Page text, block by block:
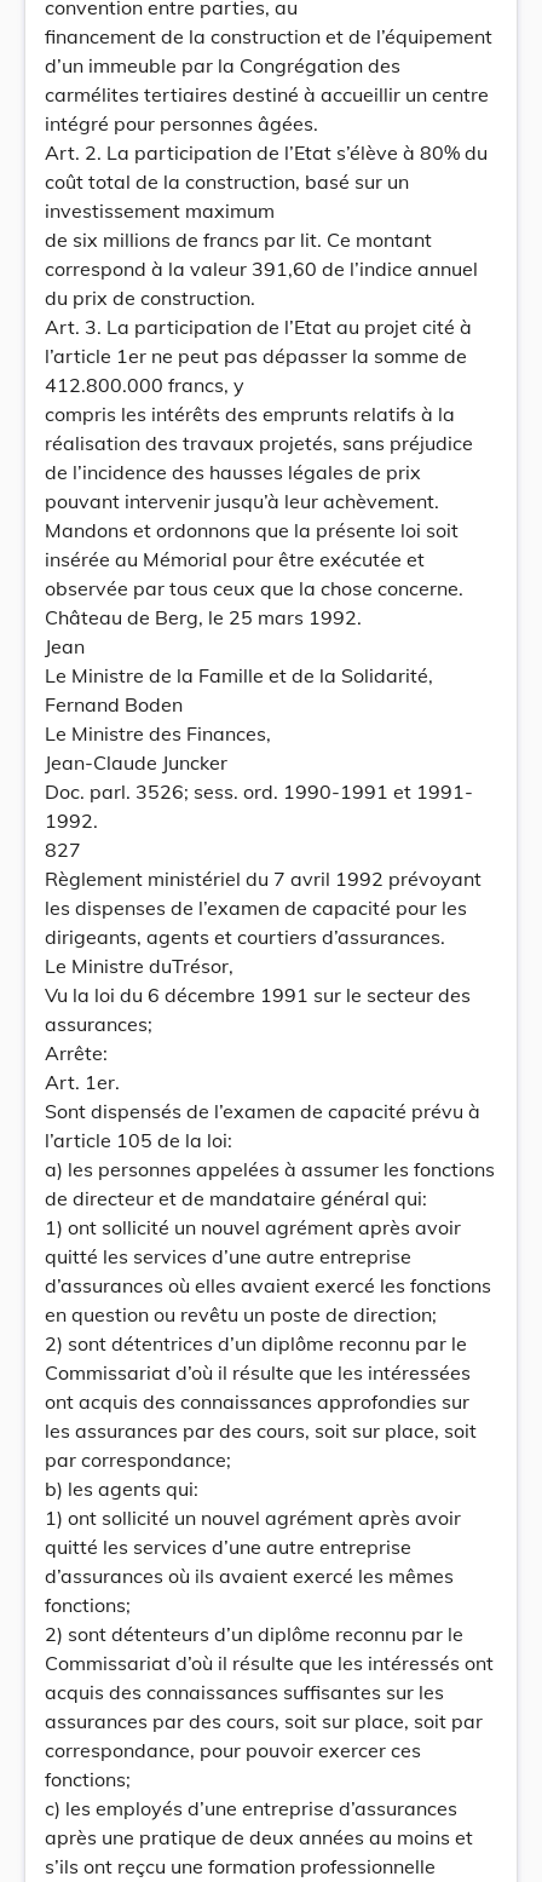
convention entre parties, au
financement de la construction et de l’équipement
d’un immeuble par la Congrégation des
carmélites tertiaires destiné à accueillir un centre
intégré pour personnes âgées.
Art. 2. La participation de l’Etat s’élève à 80% du
coût total de la construction, basé sur un
investissement maximum
de six millions de francs par lit. Ce montant
correspond à la valeur 391,60 de l’indice annuel
du prix de construction.
Art. 3. La participation de l’Etat au projet cité à
l’article 1er ne peut pas dépasser la somme de
412.800.000 francs, y
compris les intérêts des emprunts relatifs à la
réalisation des travaux projetés, sans préjudice
de l’incidence des hausses légales de prix
pouvant intervenir jusqu’à leur achèvement.
Mandons et ordonnons que la présente loi soit
insérée au Mémorial pour être exécutée et
observée par tous ceux que la chose concerne.
Château de Berg, le 25 mars 1992.
Jean
Le Ministre de la Famille et de la Solidarité,
Fernand Boden
Le Ministre des Finances,
Jean-Claude Juncker
Doc. parl. 3526; sess. ord. 1990-1991 et 1991-
1992.
827
Règlement ministériel du 7 avril 1992 prévoyant
les dispenses de l’examen de capacité pour les
dirigeants, agents et courtiers d’assurances.
Le Ministre duTrésor,
Vu la loi du 6 décembre 1991 sur le secteur des
assurances;
Arrête:
Art. 1er.
Sont dispensés de l’examen de capacité prévu à
l’article 105 de la loi:
a) les personnes appelées à assumer les fonctions
de directeur et de mandataire général qui:
1) ont sollicité un nouvel agrément après avoir
quitté les services d’une autre entreprise
d’assurances où elles avaient exercé les fonctions
en question ou revêtu un poste de direction;
2) sont détentrices d’un diplôme reconnu par le
Commissariat d’où il résulte que les intéressées
ont acquis des connaissances approfondies sur
les assurances par des cours, soit sur place, soit
par correspondance;
b) les agents qui:
1) ont sollicité un nouvel agrément après avoir
quitté les services d’une autre entreprise
d’assurances où ils avaient exercé les mêmes
fonctions;
2) sont détenteurs d’un diplôme reconnu par le
Commissariat d’où il résulte que les intéressés ont
acquis des connaissances suffisantes sur les
assurances par des cours, soit sur place, soit par
correspondance, pour pouvoir exercer ces
fonctions;
c) les employés d’une entreprise d’assurances
après une pratique de deux années au moins et
s’ils ont reçcu une formation professionnelle